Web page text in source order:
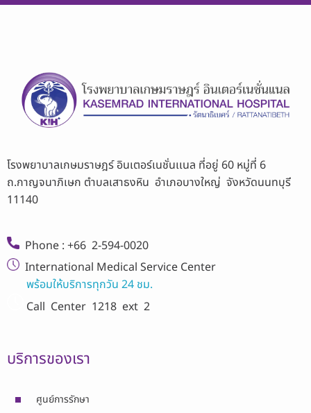
โรงพยาบาลเกษมราษฎร์ อินเตอร์เนชั่นเเนล ที่อยู่ 60 หมู่ที่ 6
ถ.กาญจนาภิเษก ตำบลเสาธงหิน อำเภอบางใหญ่ จังหวัดนนทบุรี
11140
Phone : +66 2-594-0020
International Medical Service Center
พร้อมให้บริการทุกวัน 24 ชม.
Call Center 1218 ext 2
บริการของเรา
ศูนย์การรักษา